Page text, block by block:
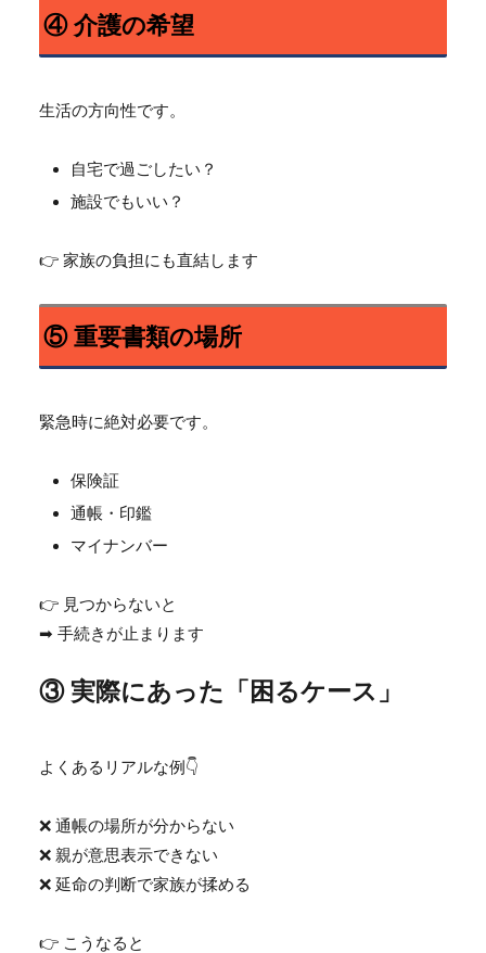
④ 介護の希望
生活の方向性です。
自宅で過ごしたい？
施設でもいい？
👉 家族の負担にも直結します
⑤ 重要書類の場所
緊急時に絶対必要です。
保険証
通帳・印鑑
マイナンバー
👉 見つからないと
➡ 手続きが止まります
③ 実際にあった「困るケース」
よくあるリアルな例👇
❌ 通帳の場所が分からない
❌ 親が意思表示できない
❌ 延命の判断で家族が揉める
👉 こうなると